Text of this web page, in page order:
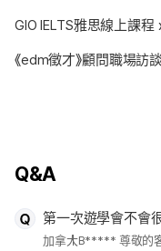
《edm徵才》顧問職場
Q&A
第一次遊學會不會
加拿大B***** 尊敬的